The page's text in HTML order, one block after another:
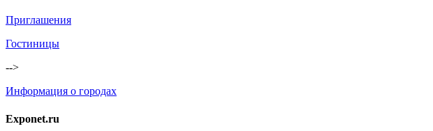
Приглашения
Гостиницы
-->
Информация о городах
Exponet.ru